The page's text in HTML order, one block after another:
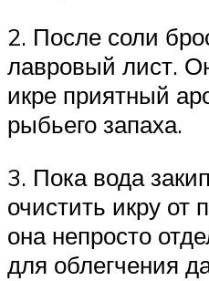
2. После соли
лавровый лист.
икре приятный
рыбьего запаха.
3. Пока вода
очистить икру от
она непросто
для облегчения